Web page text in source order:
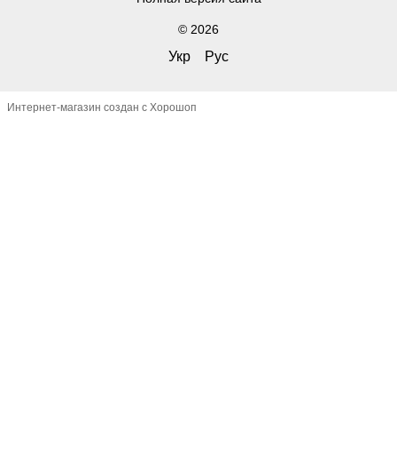
© 2026
Укр Рус
Интернет-магазин создан с Хорошоп